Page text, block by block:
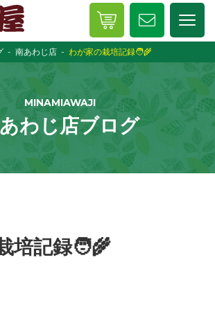
南あわじ店 わが家の栽培記録🧑‍🌾
MINAMIAWAJI
わじ店ブログ
培記録🧑‍🌾